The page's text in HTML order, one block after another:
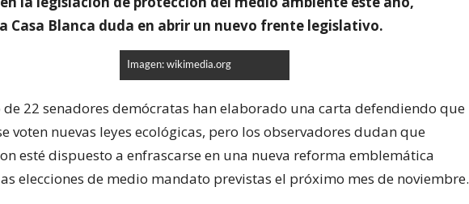
Casa Blanca duda en abrir un nuevo frente legislativo.
Imagen: wikimedia.org
22 senadores demócratas han elaborado una carta defendiendo que
voten nuevas leyes ecológicas, pero los observadores dudan que
esté dispuesto a enfrascarse en una nueva reforma emblemática
elecciones de medio mandato previstas el próximo mes de noviembre.